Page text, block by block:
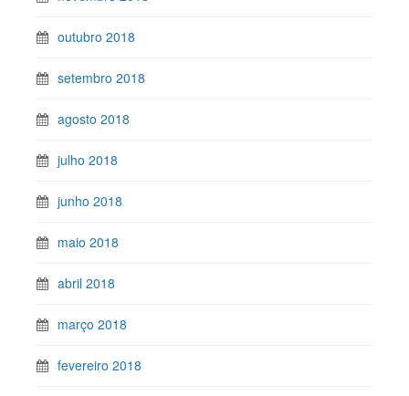
outubro 2018
setembro 2018
agosto 2018
julho 2018
junho 2018
maio 2018
abril 2018
março 2018
fevereiro 2018